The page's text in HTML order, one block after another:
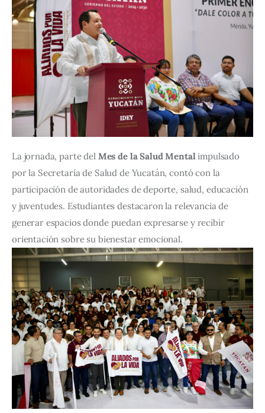
La jornada, parte del Mes de la Salud Mental impulsado
por la Secretaría de Salud de Yucatán, contó con la
participación de autoridades de deporte, salud, educación
y juventudes. Estudiantes destacaron la relevancia de
generar espacios donde puedan expresarse y recibir
orientación sobre su bienestar emocional.